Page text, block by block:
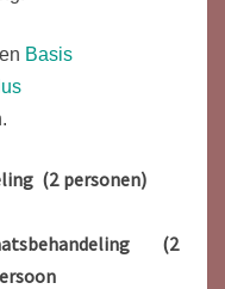
Basis
(2 personen)
(2